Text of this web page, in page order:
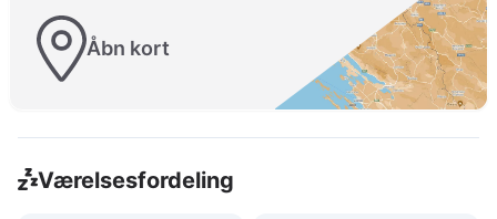
Åbn kort
Værelsesfordeling